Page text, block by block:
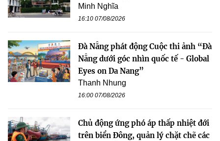
Minh Nghĩa
16:10 07/08/2026
Đà Nẵng phát động Cuộc thi ảnh “Đà
Nẵng dưới góc nhìn quốc tế - Global
Eyes on Da Nang”
Thanh Nhung
16:00 07/08/2026
Chủ động ứng phó áp thấp nhiệt đới
trên biển Đông, quản lý chặt chẽ các